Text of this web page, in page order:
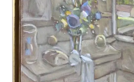
VOL. 1 : LES
VOL. 2 : LES
VOL. 3 : CRAYONS DE